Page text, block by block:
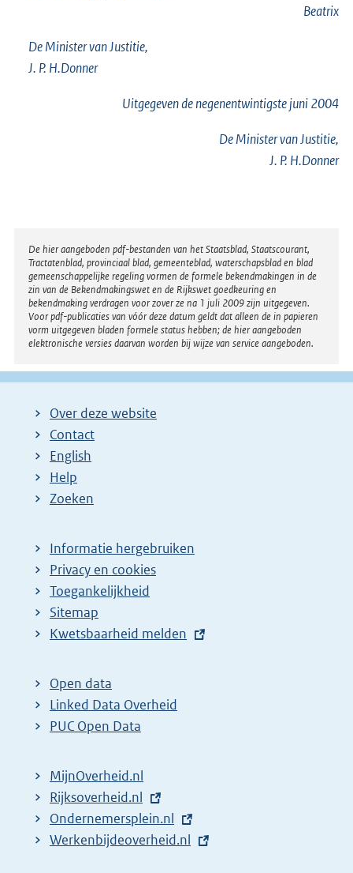
Beatrix
De Minister van Justitie,
J. P. H.Donner
Uitgegeven denegenentwintigstejuni 2004
De Minister van Justitie,
J. P. H.Donner
Disclaimer
De hier aangeboden pdf-bestanden van het Staatsblad, Staatscourant,
Tractatenblad, provinciaal blad, gemeenteblad, waterschapsblad en blad
gemeenschappelijke regeling vormen de formele bekendmakingen in de
zin van de Bekendmakingswet en de Rijkswet goedkeuring en
bekendmaking verdragen voor zover ze na 1 juli 2009 zijn uitgegeven.
Voor pdf-publicaties van vóór deze datum geldt dat alleen de in papieren
vorm uitgegeven bladen formele status hebben; de hier aangeboden
elektronische versies daarvan worden bij wijze van service aangeboden.
Over deze website
Contact
English
Help
Zoeken
Informatie hergebruiken
Privacy en cookies
Toegankelijkheid
Sitemap
E
t
e
r
l
i
n
k
Kwetsbaarheid melden
Open data
Linked Data Overheid
PUC Open Data
MijnOverheid.nl
E
x
t
Rijksoverheid.nl
E
x
Ondernemersplein.nl
E
Werkenbijdeoverheid.nl